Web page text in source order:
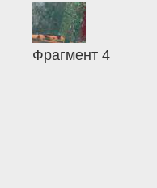
Фрагмент 4